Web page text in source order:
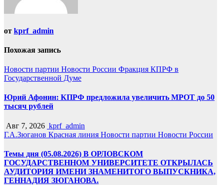
от kprf_admin
Похожая запись
Новости партии Новости России Фракция КПРФ в
Государственной Думе
Юрий Афонин: КПРФ предложила увеличить МРОТ до 50
тысяч рублей
Авг 7, 2026 kprf_admin
Г.А.Зюганов Красная линия Новости партии Новости России
Темы дня (05.08.2026) В ОРЛОВСКОМ
ГОСУДАРСТВЕННОМ УНИВЕРСИТЕТЕ ОТКРЫЛАСЬ
АУДИТОРИЯ ИМЕНИ ЗНАМЕНИТОГО ВЫПУСКНИКА,
ГЕННАДИЯ ЗЮГАНОВА.